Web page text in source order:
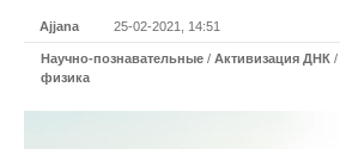
Ajjana 25-02-2021, 14:51
Научно-познавательные / Активизация ДНК /
физика